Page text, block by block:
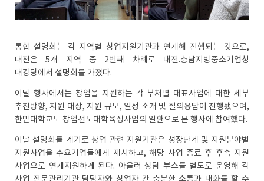
통합 설명회는 각 지역별 창업지원기관과 연계해 진행되는 것으로,
대전은 5개 지역 중 2번째 차례로 대전.충남지방중소기업청
대강당에서 설명회를 가졌다.
이날 행사에서는 창업을 지원하는 각 부처별 대표사업에 대한 세부
추진방향, 지원 대상, 지원 규모, 일정 소개 및 질의응답이 진행됐으며,
한밭대학교도 창업선도대학육성사업의 일환으로 본 행사에 참여했다.
이날 설명회를 계기로 창업 관련 지원기관은 성장단계 및 지원분야별
지원사업을 수요기업들에게 제시하고, 해당 사업 종료 후 후속 지원
사업으로 연계지원하게 된다. 아울러 상담 부스를 별도로 운영해 각
사업 전문관리기관 담당자와 창업자 간 충분한 소통과 대화를 할 수